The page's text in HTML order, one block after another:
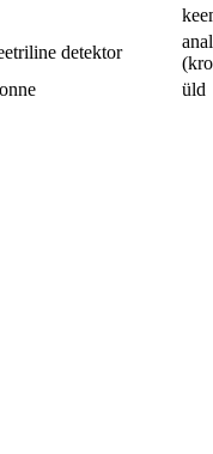
detektor
üld